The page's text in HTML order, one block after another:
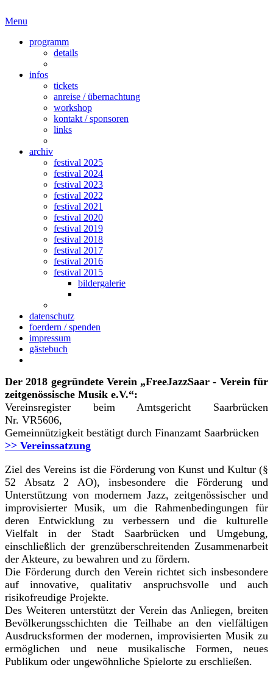
Menu
programm
details
infos
tickets
anreise / übernachtung
workshop
kontakt / sponsoren
links
archiv
festival 2025
festival 2024
festival 2023
festival 2022
festival 2021
festival 2020
festival 2019
festival 2018
festival 2017
festival 2016
festival 2015
bildergalerie
datenschutz
foerdern / spenden
impressum
gästebuch
Der 2018 gegründete Verein „FreeJazzSaar - Verein für
zeitgenössische Musik e.V.“:
Vereinsregister beim Amtsgericht Saarbrücken
Nr. VR5606,
Gemeinnützigkeit bestätigt durch Finanzamt Saarbrücken
>> Vereinssatzung
Ziel des Vereins ist die Förderung von Kunst und Kultur (§
52 Absatz 2 AO), insbesondere die Förderung und
Unterstützung von modernem Jazz, zeitgenössischer und
improvisierter Musik, um die Rahmenbedingungen für
deren Entwicklung zu verbessern und die kulturelle
Vielfalt in der Stadt Saarbrücken und Umgebung,
einschließlich der grenzüberschreitenden Zusammenarbeit
der Akteure, zu bewahren und zu fördern.
Die Förderung durch den Verein richtet sich insbesondere
auf innovative, qualitativ anspruchsvolle und auch
risikofreudige Projekte.
Des Weiteren unterstützt der Verein das Anliegen, breiten
Bevölkerungsschichten die Teilhabe an den vielfältigen
Ausdrucksformen der modernen, improvisierten Musik zu
ermöglichen und neue musikalische Formen, neues
Publikum oder ungewöhnliche Spielorte zu erschließen.